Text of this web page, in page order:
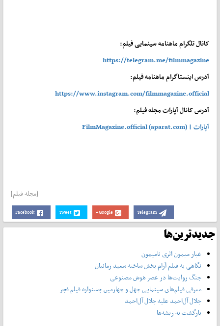
کانال تلگرام ماهنامه سینمایی فیلم:
https://telegram.me/filmmagazine
آدرس اینستاگرام ماهنامه فیلم:
https://www.instagram.com/filmmagazine.official
آدرس کانال آپارات مجله فیلم:
آپارات | FilmMagazine.official (aparat.com)
[مجله فیلم]
Facebook Tweet Google+ Telegram
جدیدترین‌ها
غبار میمون اثری نامیمون
نگاهی به فیلم آرام بخش ساخته سعید زمانیان
جنگ روایت‌ها در عصر هوش مصنوعی
معرفی فیلم‌های سینمایی چهل‌ و چهارمین جشنواره فیلم فجر
جلال آل‌احمد علیه جلال آل‌‌احمد
بازگشت به ریشه‌ها